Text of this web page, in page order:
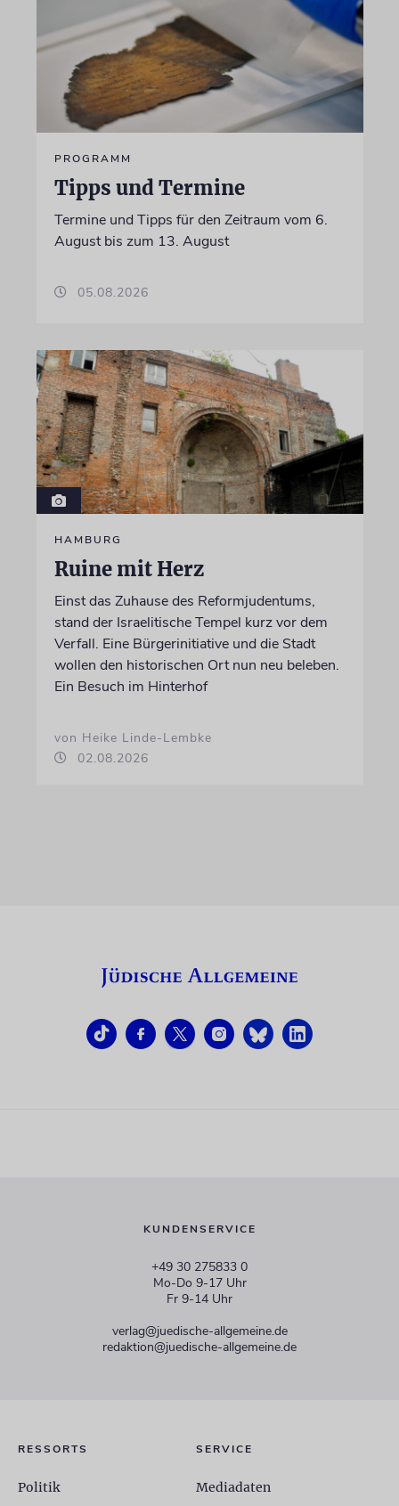
PROGRAMM
Tipps und Termine
Termine und Tipps für den Zeitraum vom 6.
August bis zum 13. August
05.08.2026
HAMBURG
Ruine mit Herz
Einst das Zuhause des Reformjudentums,
stand der Israelitische Tempel kurz vor dem
Verfall. Eine Bürgerinitiative und die Stadt
wollen den historischen Ort nun neu beleben.
Ein Besuch im Hinterhof
von Heike Linde-Lembke
02.08.2026
KUNDENSERVICE
+49 30 275833 0
Mo-Do 9-17 Uhr
Fr 9-14 Uhr
verlag@juedische-allgemeine.de
redaktion@juedische-allgemeine.de
RESSORTS
Politik
SERVICE
Mediadaten